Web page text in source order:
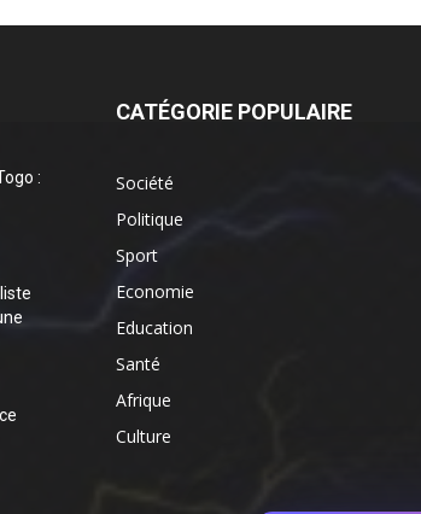
:
CATÉGORIE POPULAIRE
Société
Politique
Sport
Economie
Education
Santé
Afrique
Culture